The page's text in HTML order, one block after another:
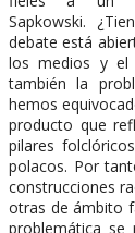
Sapkowski.
debate está
los medios y el
también la
hemos
producto que
pilares
polacos. Por
construcciones
otras de ámbito
problemática se